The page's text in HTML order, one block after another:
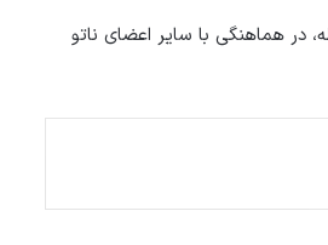
در هماهنگی با سایر اعضای ناتو